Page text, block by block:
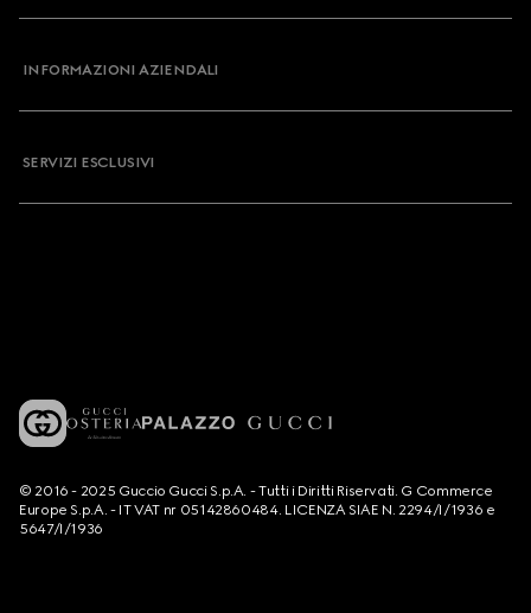
INFORMAZIONI AZIENDALI
SERVIZI ESCLUSIVI
© 2016 - 2025 Guccio Gucci S.p.A. - Tutti i Diritti Riservati. G Commerce
Europe S.p.A. - IT VAT nr 05142860484. LICENZA SIAE N. 2294/I/1936 e
5647/I/1936